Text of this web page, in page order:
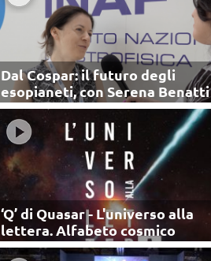
Dal Cospar: il futuro degli
esopianeti, con Serena Benatti
‘Q’ di Quasar - L'universo alla
lettera. Alfabeto cosmico